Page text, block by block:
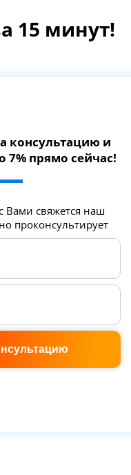
15 минут!
консультацию и
7% прямо сейчас!
Вами свяжется наш
проконсультирует